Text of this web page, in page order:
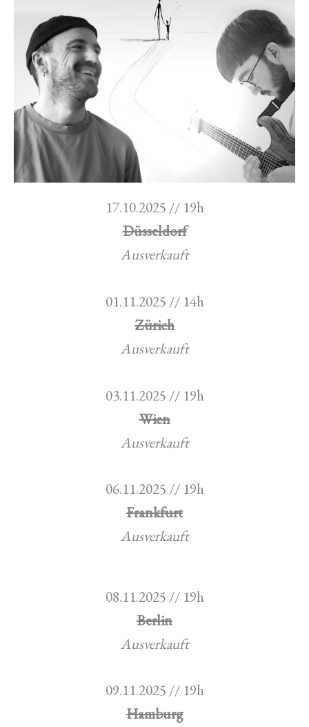
17.10.2025 // 19h
Düsseldorf
Ausverkauft
01.11.2025 // 14h
Zürich
Ausverkauft
03.11.2025 // 19h
Wien
Ausverkauft
06.11.2025 // 19h
Frankfurt
Ausverkauft
08.11.2025 // 19h
Berlin
Ausverkauft
09.11.2025 // 19h
Hamburg